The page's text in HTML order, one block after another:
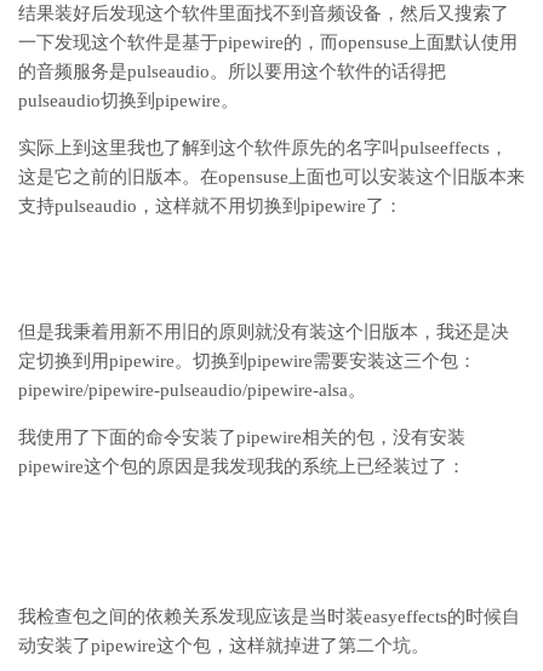
结果装好后发现这个软件里面找不到音频设备，然后又搜索了
一下发现这个软件是基于pipewire的，而opensuse上面默认使用
的音频服务是pulseaudio。所以要用这个软件的话得把
pulseaudio切换到pipewire。
实际上到这里我也了解到这个软件原先的名字叫pulseeffects，
这是它之前的旧版本。在opensuse上面也可以安装这个旧版本来
支持pulseaudio，这样就不用切换到pipewire了：
但是我秉着用新不用旧的原则就没有装这个旧版本，我还是决
定切换到用pipewire。切换到pipewire需要安装这三个包：
pipewire/pipewire-pulseaudio/pipewire-alsa。
我使用了下面的命令安装了pipewire相关的包，没有安装
pipewire这个包的原因是我发现我的系统上已经装过了：
我检查包之间的依赖关系发现应该是当时装easyeffects的时候自
动安装了pipewire这个包，这样就掉进了第二个坑。